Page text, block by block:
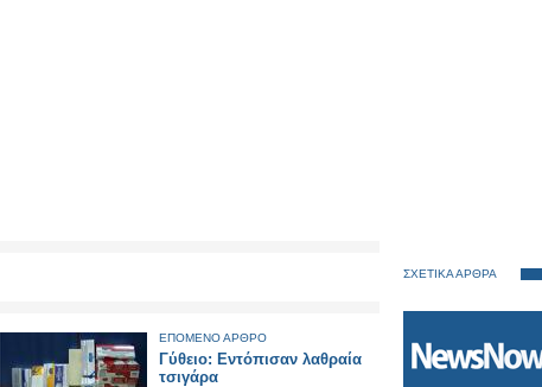
ΕΠΟΜΕΝΟ ΑΡΘΡΟ
Γύθειο: Εντόπισαν λαθραία
τσιγάρα
ΣΧΕΤΙΚΑ ΑΡΘΡΑ